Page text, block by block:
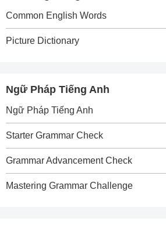
Common English Words
Picture Dictionary
Ngữ Pháp Tiếng Anh
Ngữ Pháp Tiếng Anh
Starter Grammar Check
Grammar Advancement Check
Mastering Grammar Challenge